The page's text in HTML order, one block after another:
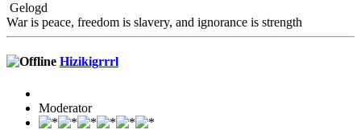
Gelogd
War is peace, freedom is slavery, and ignorance is strength
Hizikigrrrl
Moderator